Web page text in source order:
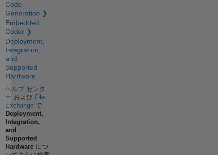
Code
Generation
Embedded
Coder
Deployment,
Integration,
and
Supported
Hardware
ヘルプ センタ
ー および File
Exchangeで
Deployment,
Integration,
and
Supported
Hardwareにつ